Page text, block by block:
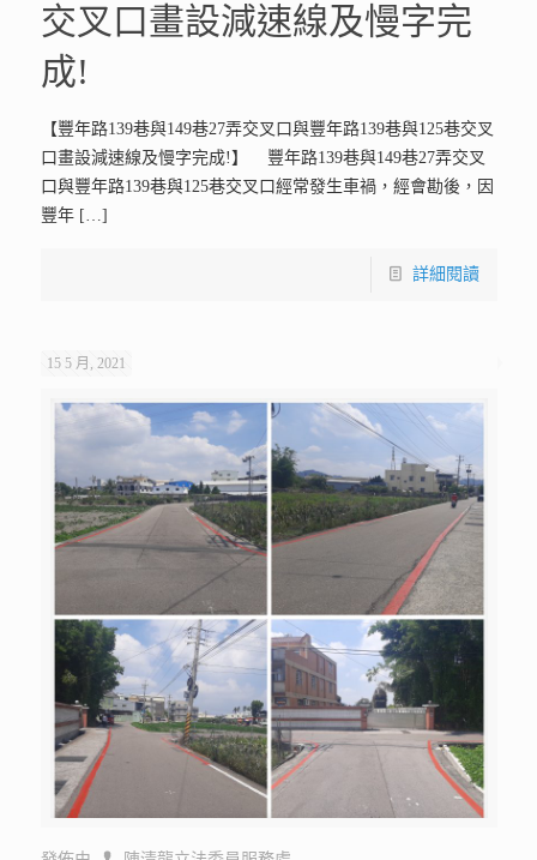
交叉口畫設減速線及慢字完
成!
【豐年路139巷與149巷27弄交叉口與豐年路139巷與125巷交叉
口畫設減速線及慢字完成!】 豐年路139巷與149巷27弄交叉
口與豐年路139巷與125巷交叉口經常發生車禍，經會勘後，因
豐年[…]
詳細閱讀
15 5 月, 2021